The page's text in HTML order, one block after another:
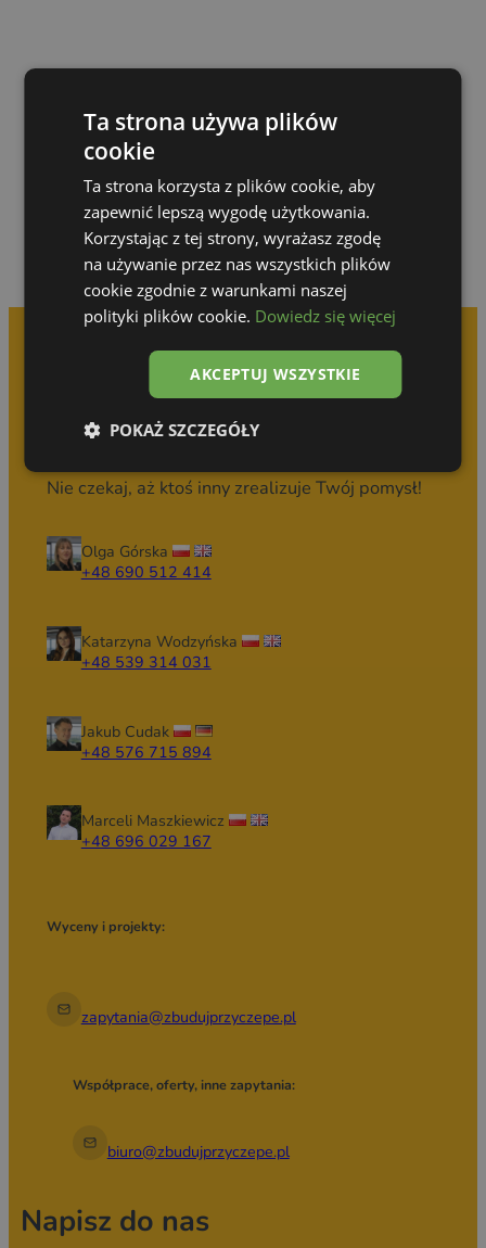
Przejdź do galerii
Umów się na
bezpłatną konsultację
Nie czekaj, aż ktoś inny zrealizuje Twój pomysł!
Olga Górska
+48 690 512 414
Katarzyna Wodzyńska
+48 539 314 031
Jakub Cudak
+48 576 715 894
Marceli Maszkiewicz
+48 696 029 167
Wyceny i projekty:
zapytania@zbudujprzyczepe.pl
Współprace, oferty, inne zapytania:
biuro@zbudujprzyczepe.pl
Napisz do nas
Ta strona używa plików
cookie
Ta strona korzysta z plików cookie, aby
zapewnić lepszą wygodę użytkowania.
Korzystając z tej strony, wyrażasz zgodę
na używanie przez nas wszystkich plików
cookie zgodnie z warunkami naszej
polityki plików cookie. Dowiedz się więcej
AKCEPTUJ WSZYSTKIE
POKAŻ SZCZEGÓŁY